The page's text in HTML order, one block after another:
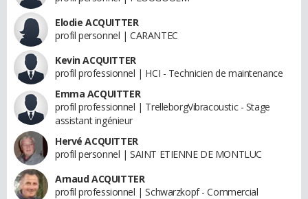
Elodie ACQUITTER
profil personnel | CARANTEC
Kevin ACQUITTER
profil professionnel | HCI - Technicien de maintenance
Emma ACQUITTER
profil professionnel | TrelleborgVibracoustic - Stage
assistant ingénieur
Hervé ACQUITTER
profil personnel | SAINT ETIENNE DE MONTLUC
Arnaud ACQUITTER
profil professionnel | Schwarzkopf - Commercial